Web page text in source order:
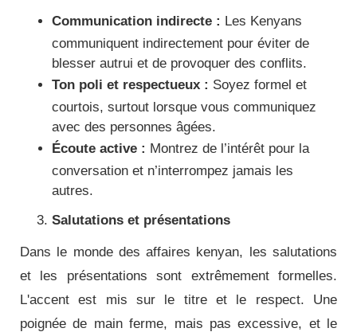
Communication indirecte : Les Kenyans
communiquent indirectement pour éviter de
blesser autrui et de provoquer des conflits.
Ton poli et respectueux : Soyez formel et
courtois, surtout lorsque vous communiquez
avec des personnes âgées.
Écoute active : Montrez de l’intérêt pour la
conversation et n’interrompez jamais les
autres.
Salutations et présentations
Dans le monde des affaires kenyan, les salutations
et les présentations sont extrêmement formelles.
L'accent est mis sur le titre et le respect. Une
poignée de main ferme, mais pas excessive, et le